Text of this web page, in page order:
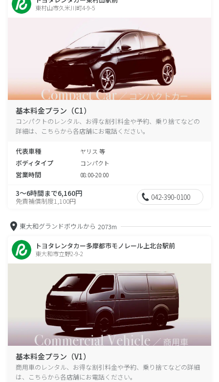
東村山市久米川町4-9-5
基本料金プラン（C1）
コンパクトのレンタル、お得な割引料金や予約、乗り捨てなどの
詳細は、こちらから各店舗にお電話ください。
代表車種 ヤリス 等
ボディタイプ コンパクト
営業時間 08:00-20:00
3～6時間まで6,160円
免責補償制度1,100円 042-390-0100
東大和グランドボウルから 2073m
トヨタレンタカー多摩都市モノレール上北台駅前
東大和市立野2-9-2
基本料金プラン（V1）
商用車のレンタル、お得な割引料金や予約、乗り捨てなどの詳細
は、こちらから各店舗にお電話ください。